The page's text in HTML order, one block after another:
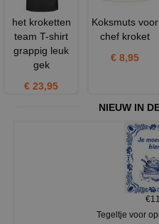
het kroketten
team T-shirt
grappig leuk
gek
€ 23,95
Koksmuts voor
chef kroket
€ 8,95
NIEUW IN
Tegeltje voor